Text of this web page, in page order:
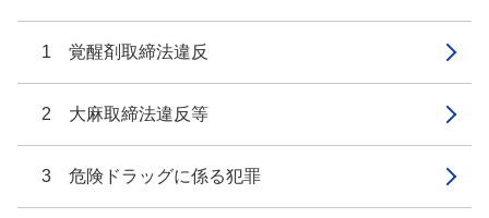
1 覚醒剤取締法違反
2 大麻取締法違反等
3 危険ドラッグに係る犯罪